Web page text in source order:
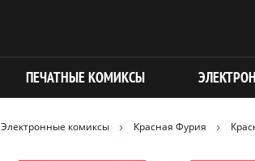
ПЕЧАТНЫЕ КОМИКСЫ
Электронные комиксы Красная Фурия